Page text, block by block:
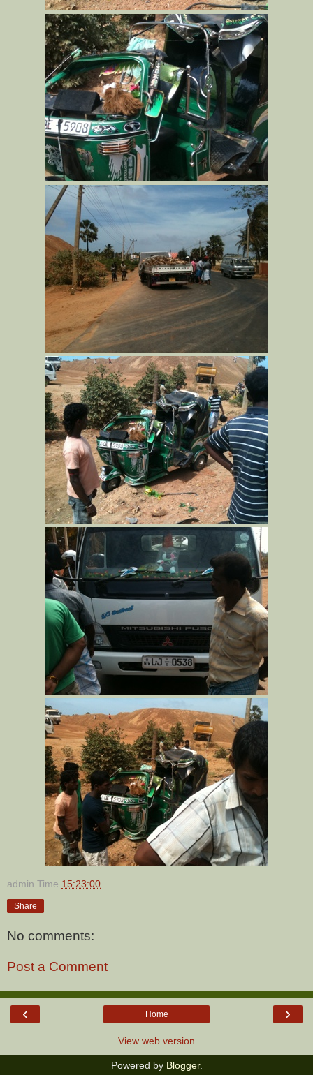
admin Time 15:23:00
Share
No comments:
Post a Comment
‹ ›
Home
View web version
Powered by Blogger.